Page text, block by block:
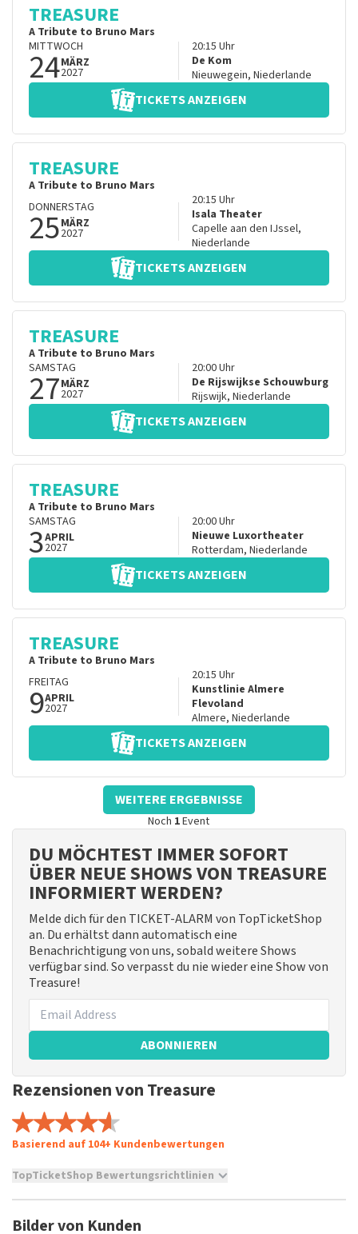
TREASURE
A Tribute to Bruno Mars
MITTWOCH
24MÄRZ
2027
20:15 Uhr
De Kom
Nieuwegein, Niederlande
TICKETS ANZEIGEN
TREASURE
A Tribute to Bruno Mars
DONNERSTAG
25MÄRZ
2027
20:15 Uhr
Isala Theater
Capelle aan den IJssel,
Niederlande
TICKETS ANZEIGEN
TREASURE
A Tribute to Bruno Mars
SAMSTAG
27MÄRZ
2027
20:00Uhr
De Rijswijkse Schouwburg
Rijswijk, Niederlande
TICKETS ANZEIGEN
TREASURE
A Tribute to Bruno Mars
SAMSTAG
3APRIL
2027
20:00Uhr
Nieuwe Luxortheater
Rotterdam, Niederlande
TICKETS ANZEIGEN
TREASURE
A Tribute to Bruno Mars
FREITAG
9APRIL
2027
20:15 Uhr
Kunstlinie Almere
Flevoland
Almere, Niederlande
TICKETS ANZEIGEN
WEITERE ERGEBNISSE
Noch 1Event
DU MÖCHTEST IMMER SOFORT
ÜBER NEUE SHOWS VON TREASURE
INFORMIERT WERDEN?
Melde dich für den TICKET-ALARM von TopTicketShop
an. Du erhältst dann automatisch eine
Benachrichtigung von uns, sobald weitere Shows
verfügbar sind. So verpasst du nie wieder eine Show von
Treasure!
ABONNIEREN
Rezensionen von Treasure
Basierend auf 104+ Kundenbewertungen
TopTicketShop Bewertungsrichtlinien
Es ist nicht möglich, eine Bewertung abzugeben, wenn du
Bilder von Kunden